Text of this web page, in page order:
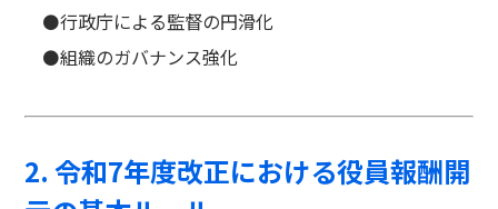
⚫️行政庁による監督の円滑化
⚫️組織のガバナンス強化
2. 令和7年度改正における役員報酬開